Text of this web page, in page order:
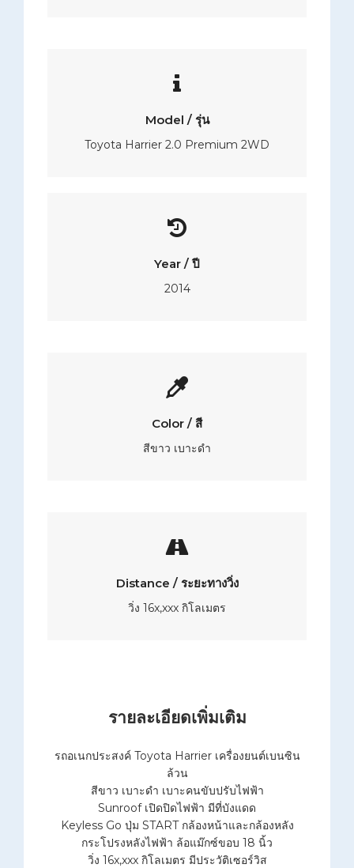
Model / รุ่น
Toyota Harrier 2.0 Premium 2WD
Year / ปี
2014
Color / สี
สีขาว เบาะดำ
Distance / ระยะทางวิ่ง
วิ่ง 16x,xxx กิโลเมตร
รายละเอียดเพิ่มเติม
รถอเนกประสงค์ Toyota Harrier เครื่องยนต์เบนซิน
ล้วน
สีขาว เบาะดำ เบาะคนขับปรับไฟฟ้า
Sunroof เปิดปิดไฟฟ้า มีที่บังแดด
Keyless Go ปุ่ม START กล้องหน้าและกล้องหลัง
กระโปรงหลังไฟฟ้า ล้อแม๊กซ์ขอบ 18 นิ้ว
วิ่ง 16x,xxx กิโลเมตร มีประวัติเซอร์วิส